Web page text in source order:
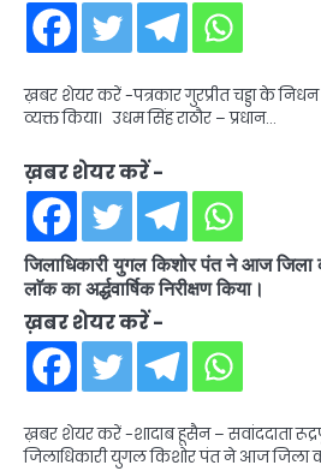
ख़बर शेयर करें -पत्रकार गुरप्रीत चड्डा के निधन
व्यक्त किया। उधम सिंह राठौर – प्रधान…
ख़बर शेयर करें -
जिलाधिकारी युगल किशोर पंत ने आज
लाॅक का अर्द्धवार्षिक निरीक्षण किया।
ख़बर शेयर करें -
ख़बर शेयर करें -शादाब हूसैन – सवांददाता
जिलाधिकारी युगल किशोर पंत ने आज जिला